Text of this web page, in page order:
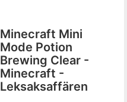
Minecraft Mini
Mode Potion
Brewing Clear -
Minecraft -
Leksaksaffären